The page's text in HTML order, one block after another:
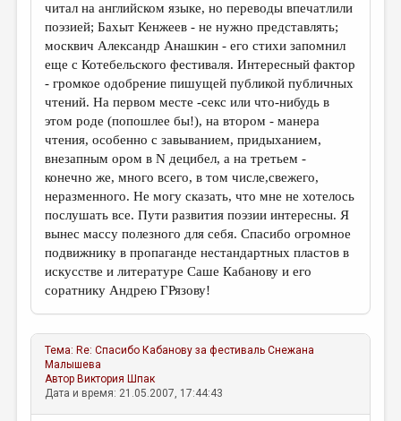
читал на английском языке, но переводы впечатлили
поэзией; Бахыт Кенжеев - не нужно представлять;
москвич Александр Анашкин - его стихи запомнил
еще с Котебельского фестиваля. Интересный фактор
- громкое одобрение пишущей публикой публичных
чтений. На первом месте -секс или что-нибудь в
этом роде (попошлее бы!), на втором - манера
чтения, особенно с завыванием, придыханием,
внезапным ором в N децибел, а на третьем -
конечно же, много всего, в том числе,свежего,
неразменного. Не могу сказать, что мне не хотелось
послушать все. Пути развития поэзии интересны. Я
вынес массу полезного для себя. Спасибо огромное
подвижнику в пропаганде нестандартных пластов в
искусстве и литературе Саше Кабанову и его
соратнику Андрею ГРязову!
Тема: Re: Спасибо Кабанову за фестиваль Снежана
Малышева
Автор Виктория Шпак
Дата и время: 21.05.2007, 17:44:43